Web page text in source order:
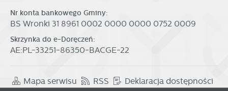
Nr konta bankowego Gminy:
BS Wronki 31 8961 0002 0000 0000 0752 0009
Skrzynka do e-Doręczeń:
AE:PL-33251-86350-BACGE-22
Mapa serwisu RSS
Deklaracja dostępności